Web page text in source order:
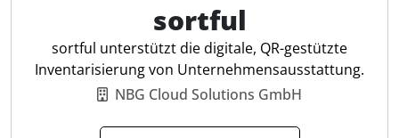
Digitale Inventurverwaltung
Wartungstermine tracken
Digitale Personalakte
QR-Code Scan per App
GPS-Standorte erfassen
Defekte & Leistung tracken
sortful
sortful unterstützt die digitale, QR-gestützte
Inventarisierung von Unternehmensausstattung.
NBG Cloud Solutions GmbH